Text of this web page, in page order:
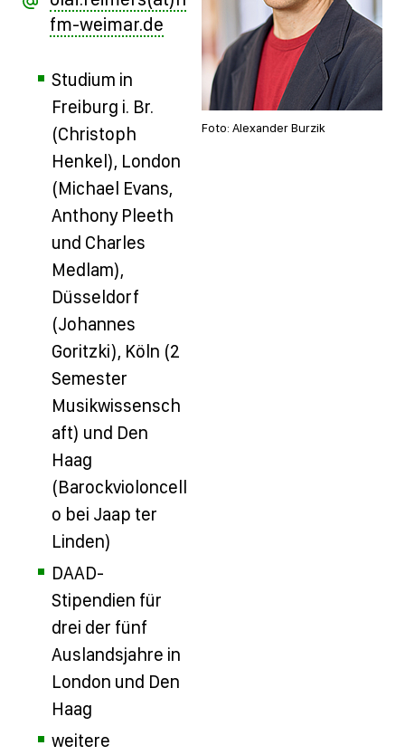
Foto: Alexander Burzik
fm-weimar.de
Studium in
Freiburg i. Br.
(Christoph
Henkel), London
(Michael Evans,
Anthony Pleeth
und Charles
Medlam),
Düsseldorf
(Johannes
Goritzki), Köln (2
Semester
Musikwissensch
aft) und Den
Haag
(Barockvioloncell
o bei Jaap ter
Linden)
DAAD-
Stipendien für
drei der fünf
Auslandsjahre in
London und Den
Haag
weitere